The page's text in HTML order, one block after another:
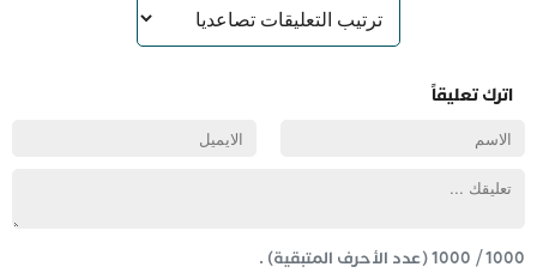
اترك تعليقاً
1000
/
1000(عدد الأحرف المتبقية) .